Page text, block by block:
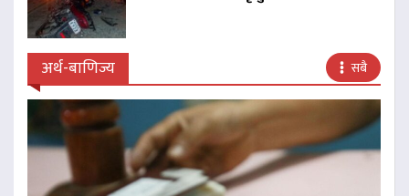
अर्थ-बाणिज्य सबै